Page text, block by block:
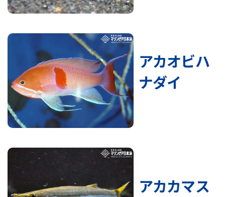
アカオビハ
ナダイ
アカカマス